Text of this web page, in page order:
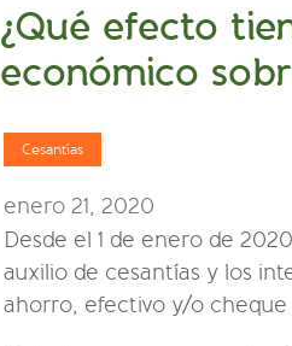
¿Qué efecto
económico
Cesantías
enero 21, 2020
Desde el 1 de enero de 2020
auxilio de cesantías y los
ahorro, efectivo y/o